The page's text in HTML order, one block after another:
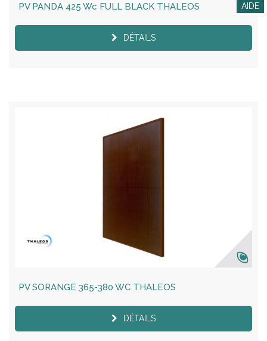
PV PANDA 425 Wc FULL BLACK THALEOS
DÉTAILS
PV SORANGE 365-380 WC THALEOS
DÉTAILS